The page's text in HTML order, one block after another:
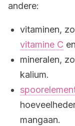
andere:
vitaminen,
vitamine C
mineralen,
kalium.
mangaan.